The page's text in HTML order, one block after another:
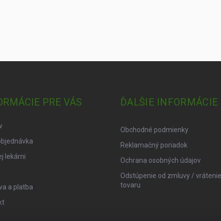
PRE VÁS
lekárni
a platba
ĎALŠIE INFORMÁCIE
Obchodné podmienky
Reklamačný poriadok
Ochrana osobných údajov
Odstúpenie od zmluvy / vrátenie
tovaru